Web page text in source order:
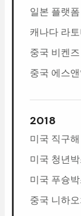
일본플랫
캐나다라
중국비켄
중국에스
2018
미국직구
미국청년
미국푸슝
중국니하